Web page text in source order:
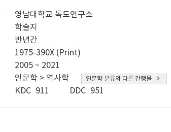
영남대학교 독도연구소
학술지
반년간
1975-390X (Print)
2005 ~ 2021
인문학 > 역사학 인문학 분류의 다른 간행물
KDC 911 DDC 951